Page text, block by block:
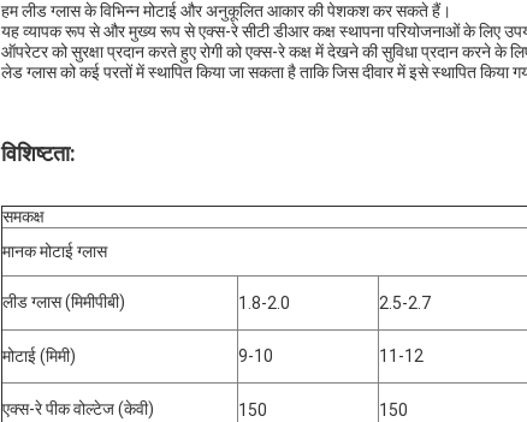
हम लीड ग्लास के विभिन्न मोटाई और अनुकूलित आकार की पेशकश कर सकते हैं।
यह व्यापक रूप से और मुख्य रूप से एक्स-रे सीटी डीआर कक्ष स्थापना परियोजनाओं के लिए
ऑपरेटर को सुरक्षा प्रदान करते हुए रोगी को एक्स-रे कक्ष में देखने की सुविधा प्रदान करने के
लेड ग्लास को कई परतों में स्थापित किया जा सकता है ताकि जिस दीवार में इसे स्थापित किया
विशिष्टता:
समकक्ष
मानक मोटाई ग्लास
लीड ग्लास (मिमीपीबी) 1.8-2.0 2.5-2.7
मोटाई (मिमी) 9-10 11-12
एक्स-रे पीक वोल्टेज (केवी) 150 150